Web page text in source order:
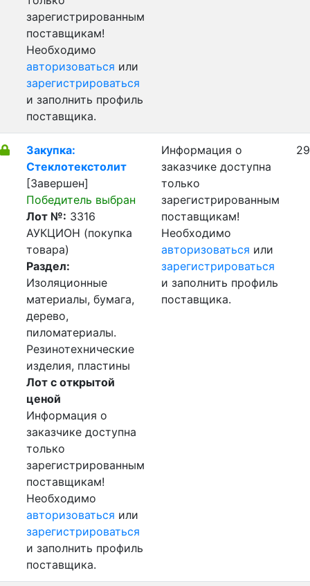
зарегистрированным
поставщикам!
Необходимо
авторизоваться или
зарегистрироваться
и заполнить профиль
поставщика.
Закупка:
Стеклотекстолит
[Завершен]
Победитель выбран
Лот №: 3316
АУКЦИОН (покупка
товара)
Раздел:
Изоляционные
материалы, бумага,
дерево,
пиломатериалы.
Резинотехнические
изделия, пластины
Лот с открытой
ценой
Информация о
заказчике доступна
только
зарегистрированным
поставщикам!
Необходимо
авторизоваться или
зарегистрироваться
и заполнить профиль
поставщика.
Информация о
заказчике доступна
только
зарегистрированным
поставщикам!
Необходимо
авторизоваться или
зарегистрироваться
и заполнить профиль
поставщика.